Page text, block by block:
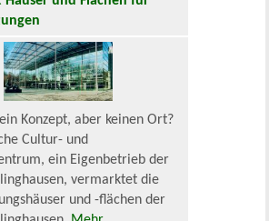
Konzept, aber keinen Ort?
Cultur- und
ein Eigenbetrieb der
vermarktet die
und -flächen der